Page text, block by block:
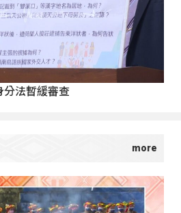
法暫緩審查